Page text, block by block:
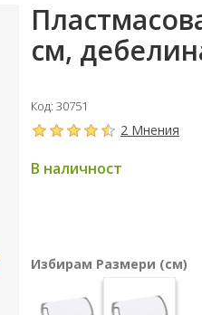
см,
Код: 30751
2 Мнения
В наличност
Избирам Размери (см)